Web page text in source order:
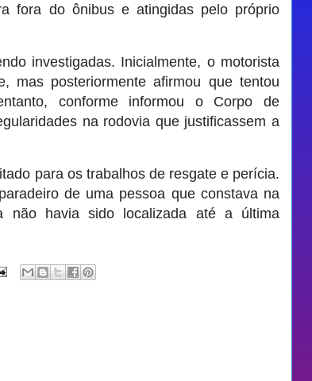
fora do ônibus e atingidas pelo próprio
investigadas. Inicialmente, o motorista
mas posteriormente afirmou que tentou
conforme informou o Corpo de
na rodovia que justificassem a
para os trabalhos de resgate e perícia.
de uma pessoa que constava na
não havia sido localizada até a última